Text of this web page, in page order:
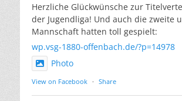
Herzliche Glückwünsche zur
der Jugendliga! Und auch die zweite
Mannschaft hatten toll gespielt:
wp.vsg-1880-offenbach.de/?p=14978
Photo
View on Facebook · Share